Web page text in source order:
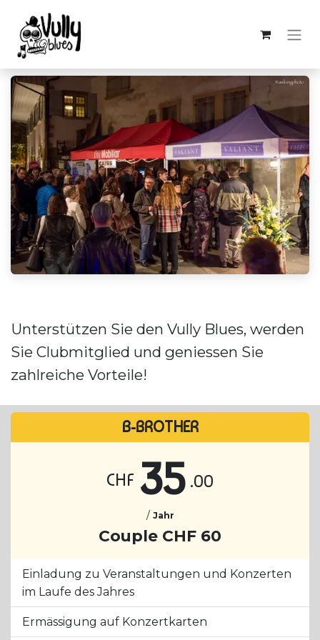
Unterstützen Sie den Vully Blues, werden
Sie Clubmitglied und geniessen Sie
zahlreiche Vorteile!
B-BROTHER
CHF 35 .00
/ Jahr
Couple CHF 60
Einladung zu Veranstaltungen und Konzerten
im Laufe des Jahres
Ermässigung auf Konzertkarten